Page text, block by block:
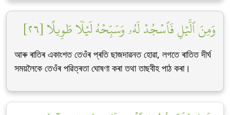
وَمِنَ ٱلَّيۡلِ فَٱسۡجُدۡ لَهُۥ وَسَبِّحۡهُ لَيۡلٗا طَوِيلًا [٢٦]
আৰু ৰাতিৰ একাংশত তেওঁৰ প্ৰতি ছাজদাৱনত হোৱা, লগতে ৰাতিত দীৰ্ঘ
সময়লৈকে তেওঁৰ পৱিত্ৰতা ঘোষণা কৰা তথা তাছবীহ পাঠ কৰা।